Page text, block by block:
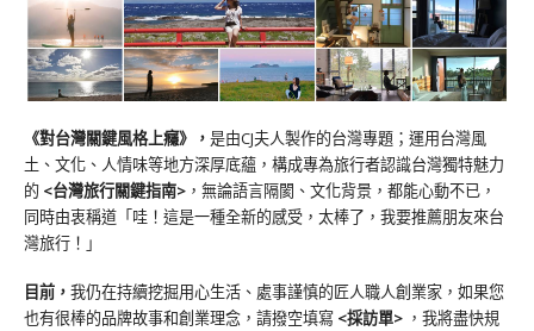
《對台灣關鍵風格上癮》 ， 是由CJ夫人製作的台灣專題；運用台灣風
土、文化、人情味等地方深厚底蘊，構成專為旅行者認識台灣獨特魅力
的 <台灣旅行關鍵指南> ，無論語言隔閡、文化背景，都能心動不已，
同時由衷稱道「哇！這是一種全新的感受，太棒了，我要推薦朋友來台
灣旅行！」
目前， 我仍在持續挖掘用心生活、處事謹慎的匠人職人創業家，如果您
也有很棒的品牌故事和創業理念，請撥空填寫 <採訪單> ，我將盡快規